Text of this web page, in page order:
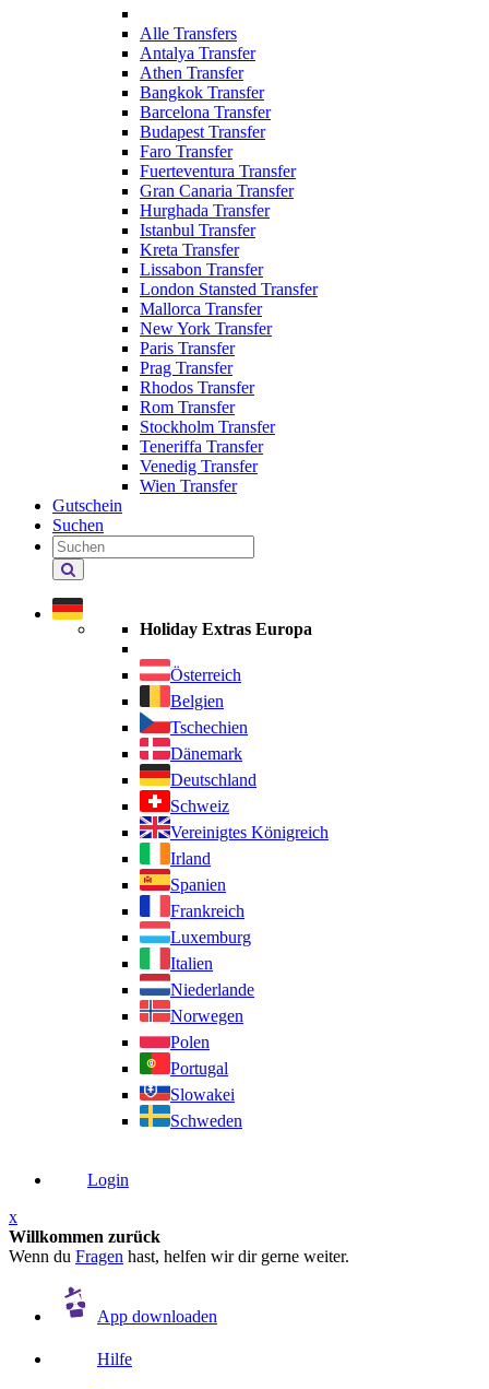
Alle Transfers
Antalya Transfer
Athen Transfer
Bangkok Transfer
Barcelona Transfer
Budapest Transfer
Faro Transfer
Fuerteventura Transfer
Gran Canaria Transfer
Hurghada Transfer
Istanbul Transfer
Kreta Transfer
Lissabon Transfer
London Stansted Transfer
Mallorca Transfer
New York Transfer
Paris Transfer
Prag Transfer
Rhodos Transfer
Rom Transfer
Stockholm Transfer
Teneriffa Transfer
Venedig Transfer
Wien Transfer
Gutschein
Suchen
Holiday
Extras
durchsuchen
Holiday Extras Europa
Österreich
Belgien
Tschechien
Dänemark
Deutschland
Schweiz
Vereinigtes Königreich
Irland
Spanien
Frankreich
Luxemburg
Italien
Niederlande
Norwegen
Polen
Portugal
Slowakei
Schweden
Login
x
Willkommen zurück
Wenn du Fragen hast, helfen wir dir gerne weiter.
App downloaden
Hilfe